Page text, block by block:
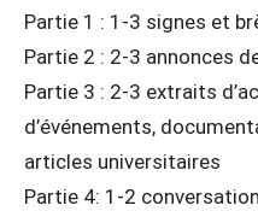
Partie 1 : 1-3 signes et
Partie 2 : 2-3 annonces
Partie 3 : 2-3 extraits
d’événements,
articles universitaires
Partie 4: 1-2